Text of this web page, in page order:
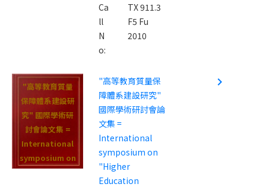
Ca
ll
N
o:
TX 911.3
F5 Fu
2010
"高等教育質量
保障體系建設研
究" 國際學術研
討會論文集 =
International
symposium on
"Higher
"高等教育質量保
障體系建設研究"
國際學術研討會論
文集 =
International
symposium on
"Higher
Education
navigate_next